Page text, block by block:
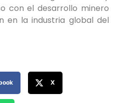
con el desarrollo minero
en la industria global del
X